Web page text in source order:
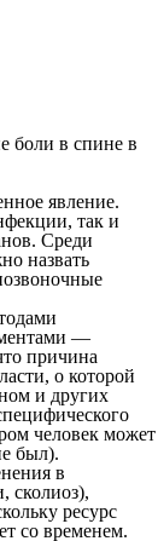
боли в спине в
явление.
так и
Среди
назвать
—
причина
о которой
и других
человек может
был).
в
сколиоз),
ресурс
со временем.